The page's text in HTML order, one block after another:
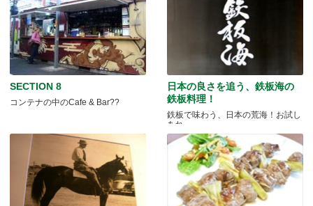
SECTION 8
コンテナの中のCafe & Bar??
日本の良さを追う、鉄板海の
鉄板料理！
鉄板で味わう、日本の荒海！お試し
あれ。